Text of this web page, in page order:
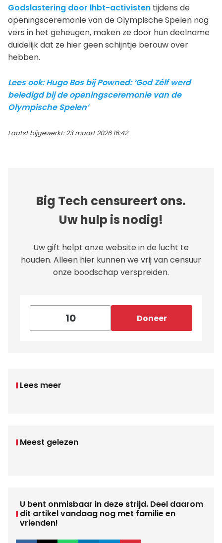
Godslastering door lhbt-activisten tijdens de
openingsceremonie van de Olympische Spelen nog
vers in het geheugen, maken ze door hun deelname
duidelijk dat ze hier geen schijntje berouw over
hebben.
Lees ook: Hugo Bos bij Powned: ‘God Zélf werd
beledigd bij de openingsceremonie van de
Olympische Spelen’
Laatst bijgewerkt: 23 maart 2026 16:42
Big Tech censureert ons.
Uw hulp is nodig!
Uw gift helpt onze website in de lucht te
houden. Alleen hier kunnen we vrij van censuur
onze boodschap verspreiden.
Doneer
Lees meer
Meest gelezen
U bent onmisbaar in deze strijd. Deel daarom
dit artikel vandaag nog met familie en
vrienden!